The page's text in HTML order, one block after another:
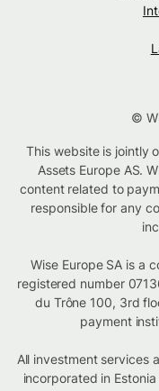
©
This website is jointly
Assets Europe AS.
content related to
responsible for any
Wise Europe SA is a
registered number
du Trône 100, 3rd
payment
All investment services
incorporated in